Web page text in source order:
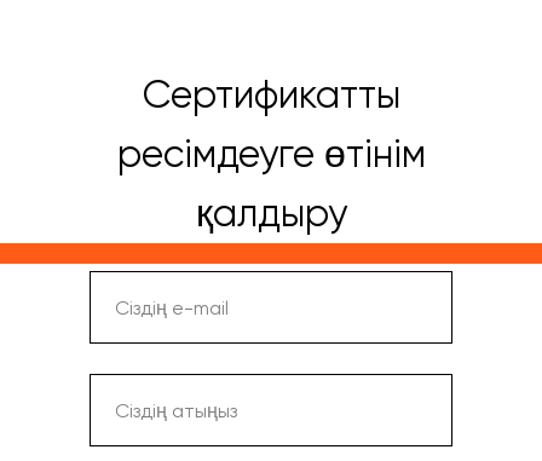
Сертификатты
ресімдеуге өтінім
қалдыру